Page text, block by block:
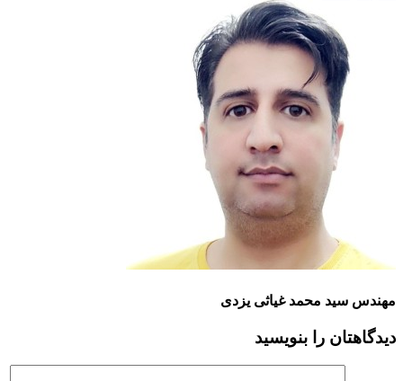
مهندس سید محمد غیاثی یزدی
دیدگاهتان را بنویسید